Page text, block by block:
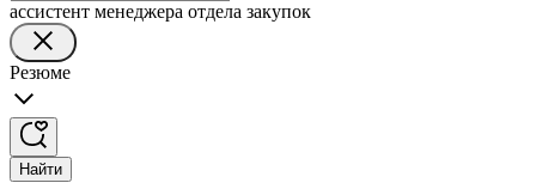
ассистент менеджера отдела закупок
Резюме
Найти